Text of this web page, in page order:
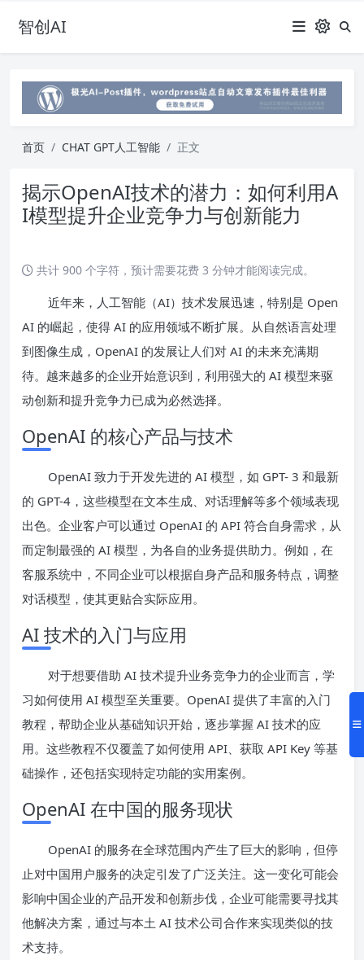
智创AI
首页 CHAT GPT人工智能 正文
揭示OpenAI技术的潜力：如何利用A
I模型提升企业竞争力与创新能力
共计 900 个字符，预计需要花费 3 分钟才能阅读完成。
近年来，人工智能（AI）技术发展迅速，特别是 Open
AI 的崛起，使得 AI 的应用领域不断扩展。从自然语言处理
到图像生成，OpenAI 的发展让人们对 AI 的未来充满期
待。越来越多的企业开始意识到，利用强大的 AI 模型来驱
动创新和提升竞争力已成为必然选择。
OpenAI 的核心产品与技术
OpenAI 致力于开发先进的 AI 模型，如 GPT- 3 和最新
的 GPT-4，这些模型在文本生成、对话理解等多个领域表现
出色。企业客户可以通过 OpenAI 的 API 符合自身需求，从
而定制最强的 AI 模型，为各自的业务提供助力。例如，在
客服系统中，不同企业可以根据自身产品和服务特点，调整
对话模型，使其更贴合实际应用。
AI 技术的入门与应用
对于想要借助 AI 技术提升业务竞争力的企业而言，学
习如何使用 AI 模型至关重要。OpenAI 提供了丰富的入门
教程，帮助企业从基础知识开始，逐步掌握 AI 技术的应
用。这些教程不仅覆盖了如何使用 API、获取 API Key 等基
础操作，还包括实现特定功能的实用案例。
OpenAI 在中国的服务现状
OpenAI 的服务在全球范围内产生了巨大的影响，但停
止对中国用户服务的决定引发了广泛关注。这一变化可能会
影响中国企业的产品开发和创新步伐，企业可能需要寻找其
他解决方案，通过与本土 AI 技术公司合作来实现类似的技
术支持。